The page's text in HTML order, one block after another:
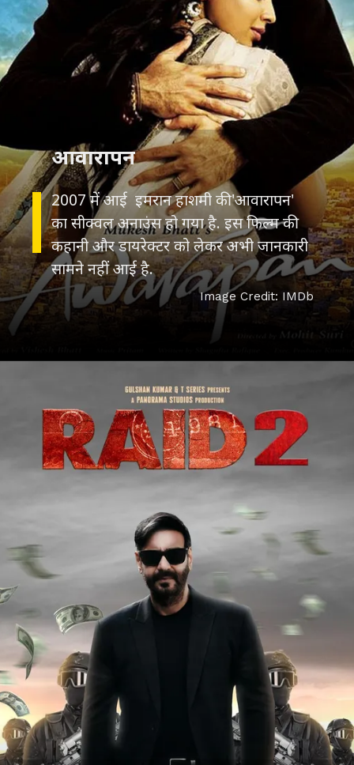
2007 में आई इमरान हाशमी की 'आवारापन'
का सीक्वल अनाउंस हो गया है. इस फिल्म की
कहानी और डायरेक्टर को लेकर अभी जानकारी
सामने नहीं आई है.
आवारापन
Image Credit: IMDb